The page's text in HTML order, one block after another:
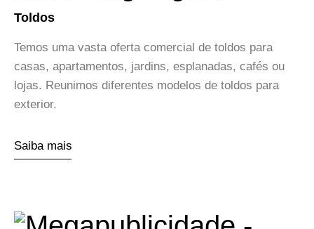
Toldos
Temos uma vasta oferta comercial de toldos para
casas, apartamentos, jardins, esplanadas, cafés ou
lojas. Reunimos diferentes modelos de toldos para
exterior.
Saiba mais